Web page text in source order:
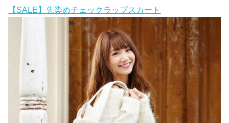
【SALE】先染めチェックラップスカート